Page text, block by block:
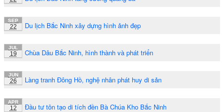
SEP
22 Du lịch Bắc Ninh xây dựng hình ảnh đẹp
JUL
19 Chùa Dâu Bắc Ninh, hình thành và phát triển
JUN
26 Làng tranh Đông Hồ, nghệ nhân phát huy di sản
APR
12 Đầu tư tôn tạo di tích đền Bà Chúa Kho Bắc Ninh